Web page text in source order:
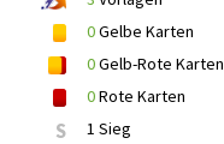
0Gelbe Karten
0Gelb-Rote Karten
0Rote Karten
S 1 Sieg